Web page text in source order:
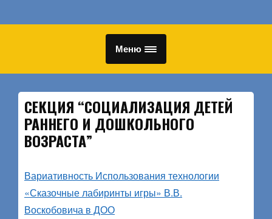
Меню
СЕКЦИЯ “СОЦИАЛИЗАЦИЯ ДЕТЕЙ
РАННЕГО И ДОШКОЛЬНОГО
ВОЗРАСТА”
Вариативность Использования технологии
«Сказочные лабиринты игры» В.В.
Воскобовича в ДОО